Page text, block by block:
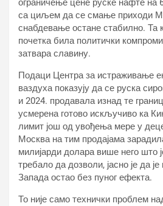
ограничење цене руске нафте на
са циљем да се смање приходи
снабдевање остане стабилно. Та
почетка била политички
затвара славину.
Подаци Центра за истраживање
ваздуха показују да се руска
и 2024. продавала изнад те
усмерена готово искључиво ка
лимит још од увођења мере у
Москва на тим продајама
милијарди долара више него што
требало да дозволи, јасно је да
Запада остао без пуног ефекта.
То није само технички проблем